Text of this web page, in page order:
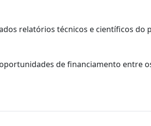
relatórios técnicos e científicos do
de financiamento entre